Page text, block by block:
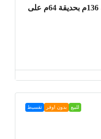
للبيع بمدينتي B14 شقة طرفية 136م بحديقة 64م على
للبيع بدون اوفر تقسيط